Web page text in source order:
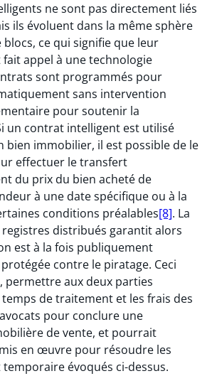
ne sont pas directement liés
ils évoluent dans la même sphère
blocs, ce qui signifie que leur
appel à une technologie
sont programmés pour
sans intervention
pour soutenir la
un contrat intelligent est utilisé
bien immobilier, il est possible de le
effectuer le transfert
du prix du bien acheté de
à une date spécifique ou à la
conditions préalables[8]. La
distribués garantit alors
est à la fois publiquement
contre le piratage. Ceci
permettre aux deux parties
temps de traitement et les frais des
pour conclure une
de vente, et pourrait
en œuvre pour résoudre les
évoqués ci-dessus.